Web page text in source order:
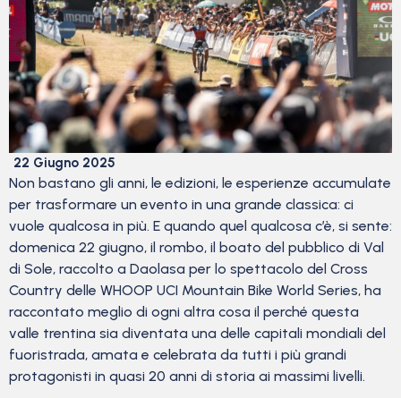
22 Giugno 2025
Non bastano gli anni, le edizioni, le esperienze accumulate
per trasformare un evento in una grande classica: ci
vuole qualcosa in più. E quando quel qualcosa c’è, si sente:
domenica 22 giugno, il rombo, il boato del pubblico di Val
di Sole, raccolto a Daolasa per lo spettacolo del Cross
Country delle WHOOP UCI Mountain Bike World Series, ha
raccontato meglio di ogni altra cosa il perché questa
valle trentina sia diventata una delle capitali mondiali del
fuoristrada, amata e celebrata da tutti i più grandi
protagonisti in quasi 20 anni di storia ai massimi livelli.